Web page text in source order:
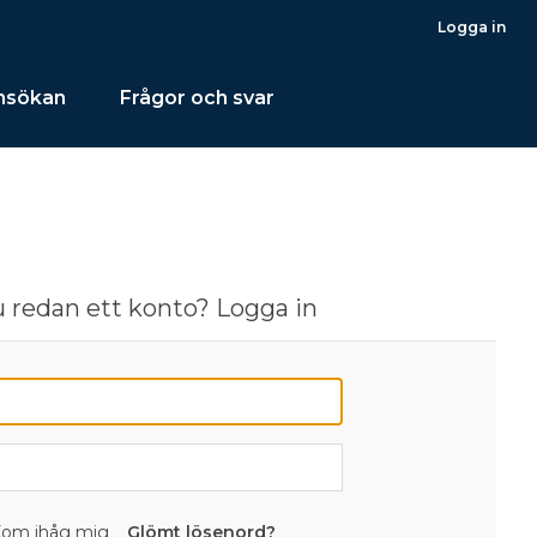
Logga in
Frågor och svar
redan ett konto? Logga in
ihåg mig Glömt lösenord?